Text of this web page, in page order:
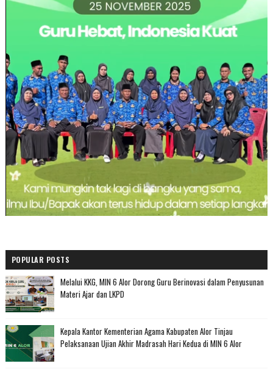
POPULAR POSTS
Melalui KKG, MIN 6 Alor Dorong Guru Berinovasi dalam Penyusunan
Materi Ajar dan LKPD
Kepala Kantor Kementerian Agama Kabupaten Alor Tinjau
Pelaksanaan Ujian Akhir Madrasah Hari Kedua di MIN 6 Alor